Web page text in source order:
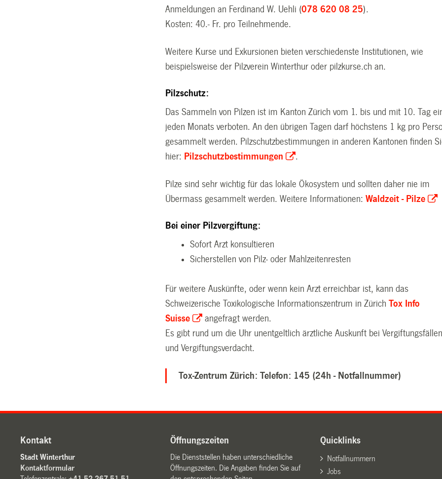
Anmeldungen an Ferdinand W. Uehli (078 620 08 25).
Kosten: 40.- Fr. pro Teilnehmende.
Weitere Kurse und Exkursionen bieten verschiedenste Institutionen, wie
beispielsweise der Pilzverein Winterthur oder pilzkurse.ch an.
Pilzschutz:
Das Sammeln von Pilzen ist im Kanton Zürich vom 1. bis und mit 10. Tag
jeden Monats verboten. An den übrigen Tagen darf höchstens 1 kg pro
gesammelt werden. Pilzschutzbestimmungen in anderen Kantonen finden
hier: Pilzschutzbestimmungen .
Pilze sind sehr wichtig für das lokale Ökosystem und sollten daher nie im
Übermass gesammelt werden. Weitere Informationen:Waldzeit - Pilze
Bei einer Pilzvergiftung:
Sofort Arzt konsultieren
Sicherstellen von Pilz- oder Mahlzeitenresten
Für weitere Auskünfte, oder wenn kein Arzt erreichbar ist, kann das
Schweizerische Toxikologische Informationszentrum in ZürichTox Info
Suisse
angefragt werden.
Es gibt rund um die Uhr unentgeltlich ärztliche Auskunft bei
und Vergiftungsverdacht.
Tox-Zentrum Zürich: Telefon: 145 (24h - Notfallnummer)
Kontakt
Stadt Winterthur
Kontaktformular
Öffnungszeiten
Die Dienststellen haben unterschiedliche
Öffnungszeiten. Die Angaben finden Sie auf
Quicklinks
Notfallnummern
Jobs